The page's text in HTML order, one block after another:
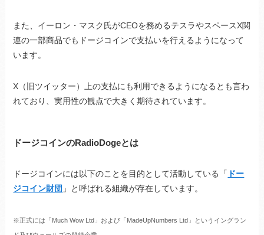
また、イーロン・マスク氏がCEOを務めるテスラやスペースX関
連の一部商品でもドージコインで支払いを行えるようになって
います。
X（旧ツイッター）上の支払にも利用できるようになるとも言わ
れており、実用性の観点で大きく期待されています。
ドージコインのRadioDogeとは
ドージコインには以下のことを目的として活動している「 ドー
ジコイン財団 」と呼ばれる組織が存在しています。
※正式には「Much Wow Ltd」および「MadeUpNumbers Ltd」というイングラン